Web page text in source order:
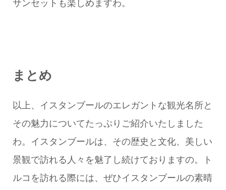
サンセットも楽しめますわ。
まとめ
以上、イスタンブールのエレガントな観光名所と
その魅力についてたっぷりご紹介いたしました
わ。イスタンブールは、その歴史と文化、美しい
景観で訪れる人々を魅了し続けておりますの。ト
ルコを訪れる際には、ぜひイスタンブールの素晴